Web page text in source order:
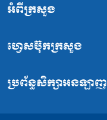
អំពីក្រសួង
ហ្វេសប៊ុកក្រសួង
ប្រព័ន្ធសិក្សាអនឡាញ